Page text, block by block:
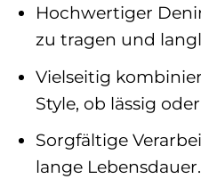
Hochwertiger
zu tragen und
Vielseitig
Style, ob lässig
Sorgfältige
lange Lebensdauer.